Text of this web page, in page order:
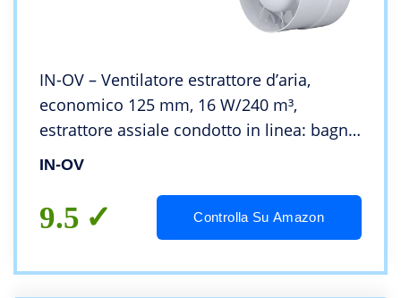
IN-OV – Ventilatore estrattore d’aria,
economico 125 mm, 16 W/240 m³,
estrattore assiale condotto in linea: bagno,
cucina,
IN-OV
9.5 Controlla Su Amazon